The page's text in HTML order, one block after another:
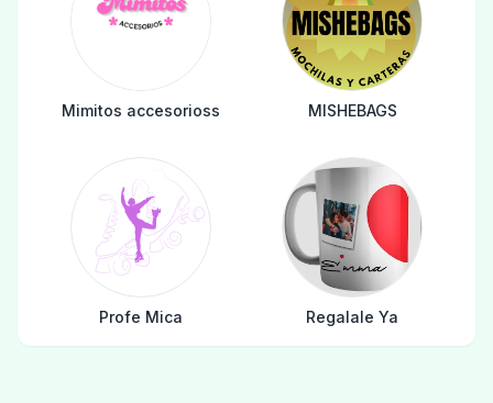
Mimitos accesorioss MISHEBAGS
Profe Mica Regalale Ya